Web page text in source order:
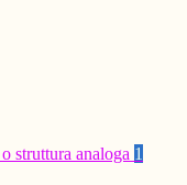
struttura analoga 1